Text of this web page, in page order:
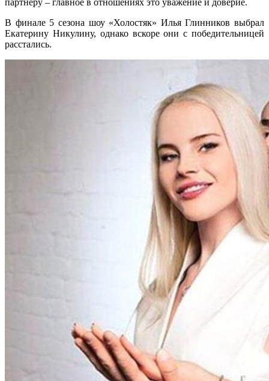
В финале 5 сезона шоу «Холостяк» Илья Глинников выбрал
Екатерину Никулину, однако вскоре они с победительницей
расстались.